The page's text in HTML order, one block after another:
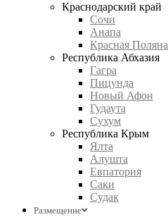
Краснодарский край
Сочи
Анапа
Красная Поляна
Республика Абхазия
Гагра
Пицунда
Новый Афон
Гудаута
Сухум
Республика Крым
Ялта
Алушта
Евпатория
Саки
Судак
Размещение